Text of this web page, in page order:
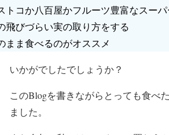
トコか八百屋かフルーツ豊富なスー
飛びづらい実の取り方をする
まま食べるのがオススメ
いかがでしたでしょうか？
このBlogを書きながらとっても食べ
ました。